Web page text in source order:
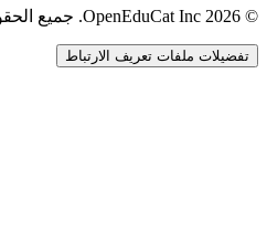
© 2026 OpenEduCat Inc. جميع الحقوق محفوظة.
تفضيلات ملفات تعريف الارتباط